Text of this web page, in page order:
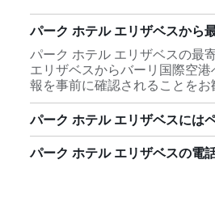
パーク ホテル エリザベスから
パーク ホテル エリザベスの最
エリザベスからバーリ国際空
報を事前に確認されることをお
パーク ホテル エリザベスには
パーク ホテル エリザベスの電